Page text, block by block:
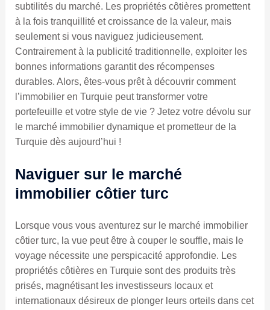
subtilités du marché. Les propriétés côtières promettent
à la fois tranquillité et croissance de la valeur, mais
seulement si vous naviguez judicieusement.
Contrairement à la publicité traditionnelle, exploiter les
bonnes informations garantit des récompenses
durables. Alors, êtes-vous prêt à découvrir comment
l’immobilier en Turquie peut transformer votre
portefeuille et votre style de vie ? Jetez votre dévolu sur
le marché immobilier dynamique et prometteur de la
Turquie dès aujourd’hui !
Naviguer sur le marché
immobilier côtier turc
Lorsque vous vous aventurez sur le marché immobilier
côtier turc, la vue peut être à couper le souffle, mais le
voyage nécessite une perspicacité approfondie. Les
propriétés côtières en Turquie sont des produits très
prisés, magnétisant les investisseurs locaux et
internationaux désireux de plonger leurs orteils dans cet